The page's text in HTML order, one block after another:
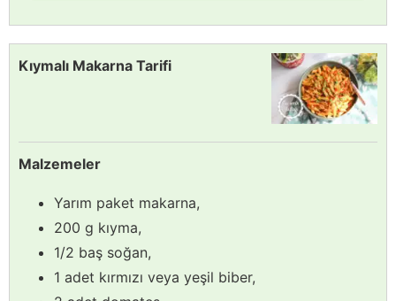
Kıymalı Makarna Tarifi
Malzemeler
Yarım paket makarna,
200 g kıyma,
1/2 baş soğan,
1 adet kırmızı veya yeşil biber,